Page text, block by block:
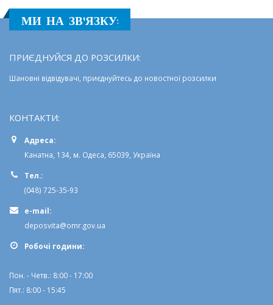
МИ НА ЗВ'ЯЗКУ:
ПРИЄДНУЙСЯ ДО РОЗСИЛКИ:
Шановні відвідувачі, приєднуйтесь до новостної розсилки
КОНТАКТИ:
Адреса:
Канатна, 134, м. Одеса, 65039, Україна
Тел.:
(048) 725-35-93
e-mail:
deposvita@omr.gov.ua
Робочi години:
Пон. - Четв.: 8:00 - 17:00
Пят.: 8:00 - 15:45